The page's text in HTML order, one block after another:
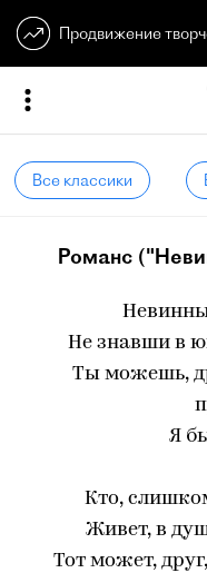
Продвижение
Все классики
Романс
Не знавши в
Ты можешь,
Я
Кто,
Живет, в
Тот может,